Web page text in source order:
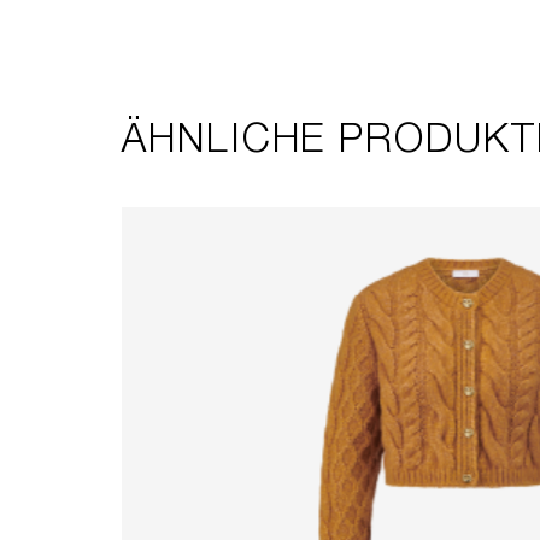
ÄHNLICHE